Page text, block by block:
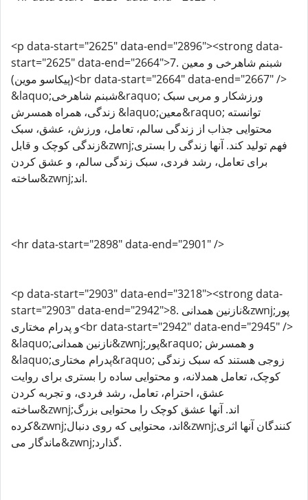
<p data-start="2625" data-end="2896"><strong data-
start="2625" data-end="2664">7. شبنم شاهرخی و معین
(پیکاسو موین)<br data-start="2664" data-end="2667" />
&laquo;شبنم شاهرخی&raquo; ورزشکار و مربی سبک
زندگی، همراه همسرش &laquo;معین&raquo; توانسته
محتوایی جذاب از زندگی سالم، تعامل، ورزش، عشق، سبک
زندگی کوچک و قابل&zwnj;فهم تولید کند. آنها زندگی را بستری
برای تعامل، رشد فردی، سبک زندگی سالم، و عشق کردن
ساخته&zwnj;اند.
<hr data-start="2898" data-end="2901" />
<p data-start="2903" data-end="3218"><strong data-
start="2903" data-end="2942">8. نازنین همدانی&zwnj;پور
و پدرام مختاری<br data-start="2942" data-end="2945" />
&laquo;نازنین همدانی&zwnj;پور&raquo; و همسرش
&laquo;پدرام مختاری&raquo; زوجی هستند که سبک زندگی
کوچک، تعامل همدلانه، و محتوایی ساده را بستری برای روایت
عشق، احترام، تعامل، رشد فردی، و تجربه کردن
ساخته&zwnj;اند. آنها عشق کوچک را محتوایی بزرگ
کرده&zwnj;اند، محتوایی که روی دنبال&zwnj;کنندگان آنها اثری
ماندگار می&zwnj;گذارد.